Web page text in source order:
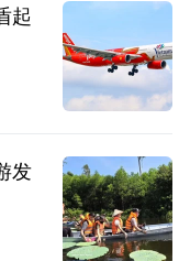
起
发